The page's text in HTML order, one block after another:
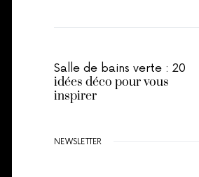
Salle de bains verte : 20
idées déco pour vous
inspirer
NEWSLETTER